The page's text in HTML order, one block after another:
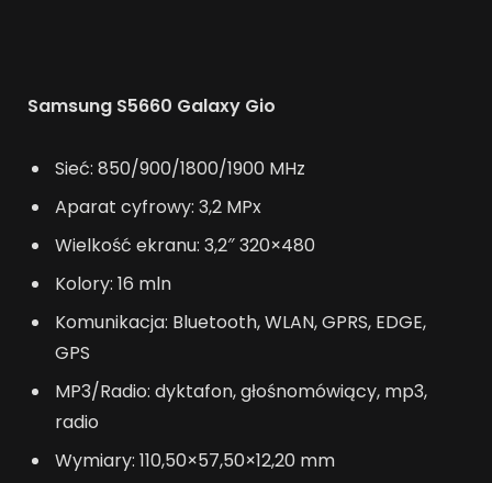
Samsung S5660 Galaxy Gio
Sieć: 850/900/1800/1900 MHz
Aparat cyfrowy: 3,2 MPx
Wielkość ekranu: 3,2″ 320×480
Kolory: 16 mln
Komunikacja: Bluetooth, WLAN, GPRS, EDGE,
GPS
MP3/Radio: dyktafon, głośnomówiący, mp3,
radio
Wymiary: 110,50×57,50×12,20 mm